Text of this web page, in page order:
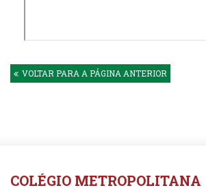
VOLTAR PARA A PÁGINA ANTERIOR
COLÉGIO METROPOLITANA